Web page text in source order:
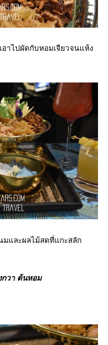
าไปผัดกับหอมเจียวจนแห้ง
มและผลไม้สดที่แกะสลัก
กวา ต้นหอม